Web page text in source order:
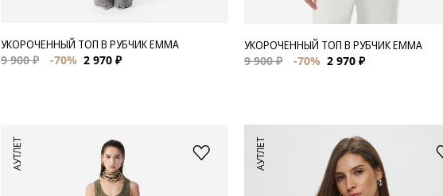
УКОРОЧЕННЫЙ ТОП В РУБЧИК EMMA
9 900 ₽
-70% 2 970 ₽
УКОРОЧЕННЫЙ ТОП В РУБЧИК EMMA
9 900 ₽
-70% 2 970 ₽
АУТЛЕТ АУТЛЕТ